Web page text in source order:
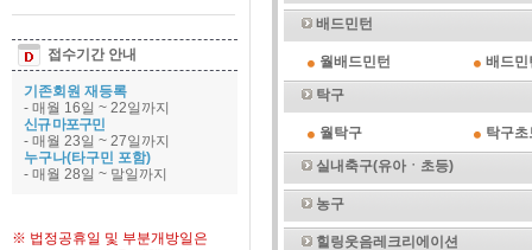
접수기간 안내
기존회원 재등록
- 매월 16일 ~ 22일까지
신규 마포구민
- 매월 23일 ~ 27일까지
누구나(타구민 포함)
- 매월 28일 ~ 말일까지
※ 법정공휴일 및 부분개방일은
배드민턴
월배드민턴
배드민
탁구
월탁구
탁구
실내축구(유아ㆍ초등)
농구
힐링웃음레크리에이션